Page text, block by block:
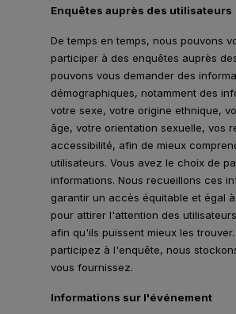
Enquêtes auprès des utilisateurs
De temps en temps, nous pouvons
participer à des enquêtes auprès
pouvons vous demander des
démographiques, notamment des
votre sexe, votre origine ethnique,
âge, votre orientation sexuelle, vos
accessibilité, afin de mieux
utilisateurs. Vous avez le choix de
informations. Nous recueillons ces
garantir un accès équitable et égal
pour attirer l'attention des
afin qu'ils puissent mieux les
participez à l'enquête, nous
vous fournissez.
Informations sur l'événement